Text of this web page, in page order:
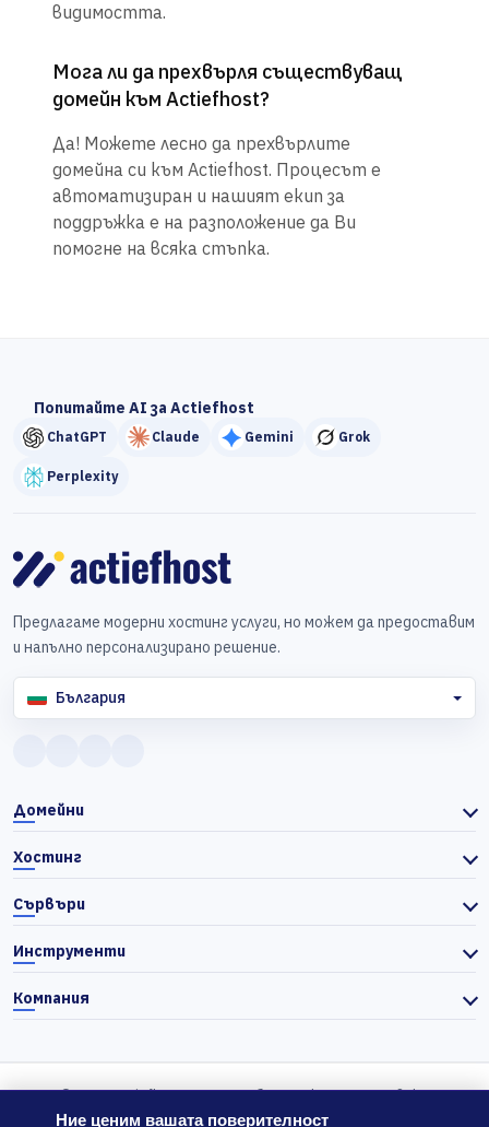
видимостта.
Мога ли да прехвърля съществуващ
домейн към Actiefhost?
Да! Можете лесно да прехвърлите
домейна си към Actiefhost. Процесът е
автоматизиран и нашият екип за
поддръжка е на разположение да Ви
помогне на всяка стъпка.
Попитайте AI за Actiefhost
ChatGPT Claude Gemini Grok
Perplexity
Предлагаме модерни хостинг услуги, но можем да предоставим
и напълно персонализирано решение.
България
Домейни
Хостинг
Сървъри
Инструменти
Компания
© 2026 Actiefhost. Съгласно българското търговско
законодателство цените в сайта се показват без ДДС, а ДДС се
Ние ценим вашата поверителност